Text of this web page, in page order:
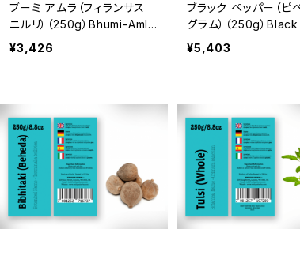
ブーミ アムラ（フィランサス
ニルリ）（250g）Bhumi-Amla
| Raw, Crude, Dried | T-C
ut | Premium Grade
¥3,426
ブラック ペッパー（ピ
グラム）（250g）
er | Raw, Crude,
T-Cut | Premium
¥5,403